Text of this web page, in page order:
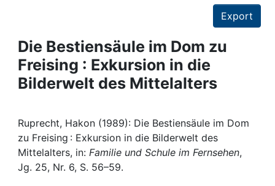
Projects
People
Awards
My FIS
Export
Die Bestiensäule im Dom zu
Freising : Exkursion in die
Bilderwelt des Mittelalters
Ruprecht, Hakon (1989): Die Bestiensäule im Dom
zu Freising : Exkursion in die Bilderwelt des
Mittelalters, in: Familie und Schule im Fernsehen,
Jg. 25, Nr. 6, S. 56–59.